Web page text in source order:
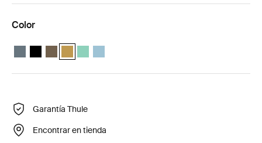
Color
Thule Yepp Nexxt 2 mini Pizarra oscura
Thule Yepp Nexxt 2 mini Negro medianoche
Thule Yepp Nexxt 2 mini Caqui oscuro
Thule Yepp Nexxt 2 mini Amarillo brillante (selected)
Thule Yepp Nexxt 2 mini Mint Green
Thule Yepp Nexxt 2 mini Aguamarina
Garantía Thule
Encontrar en tienda